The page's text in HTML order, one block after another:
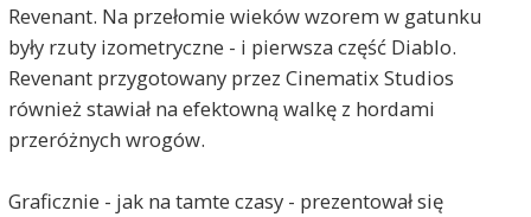
Revenant. Na przełomie wieków wzorem w gatunku
były rzuty izometryczne - i pierwsza część Diablo.
Revenant przygotowany przez Cinematix Studios
również stawiał na efektowną walkę z hordami
przeróżnych wrogów.
Graficznie - jak na tamte czasy - prezentował się